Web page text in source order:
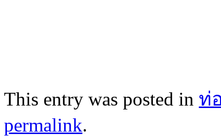
This entry was posted in ท่
permalink.